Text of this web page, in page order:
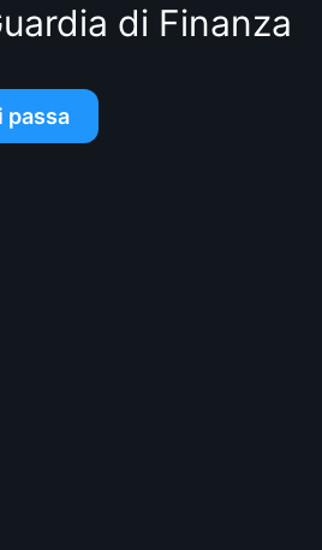
di Finanza
passa